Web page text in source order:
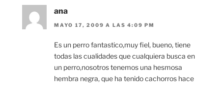
ana
MAYO 17, 2009 A LAS 4:09 PM
Es un perro fantastico,muy fiel, bueno, tiene
todas las cualidades que cualquiera busca en
un perro,nosotros tenemos una hesmosa
hembra negra, que ha tenido cachorros hace